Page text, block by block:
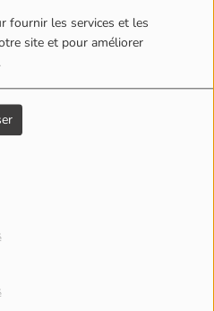
fournir les services et les
site et pour améliorer